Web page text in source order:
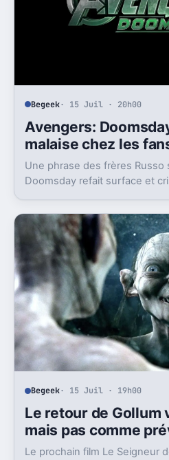
Begeek· 15 Juil · 20h00
Avengers:
malaise chez les
Une phrase des frères Russo
Doomsday refait surface et
Begeek· 15 Juil · 19h00
Le retour de Gollum
mais pas comme
Le prochain film Le Seigneur